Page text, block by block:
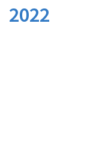
2022